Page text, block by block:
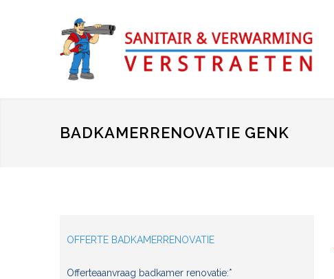
BADKAMERRENOVATIE GENK
OFFERTE BADKAMERRENOVATIE
Offerteaanvraag badkamer renovatie:*